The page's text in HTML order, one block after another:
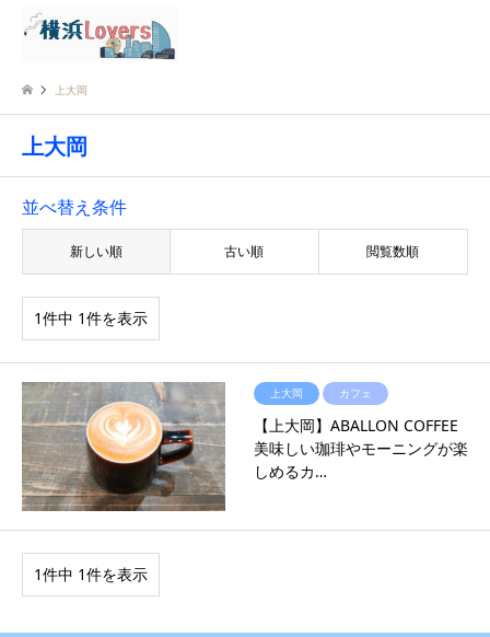
上大岡
上大岡
並べ替え条件
新しい順 古い順 閲覧数順
1件中 1件を表示
上大岡 カフェ
【上大岡】ABALLON COFFEE
美味しい珈琲やモーニングが楽
しめるカ…
1件中 1件を表示